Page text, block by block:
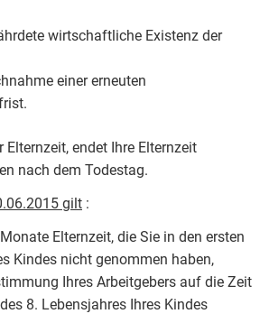
wirtschaftliche Existenz der
einer erneuten
endet Ihre Elternzeit
nach dem Todestag.
gilt :
Elternzeit, die Sie in den ersten
Kindes nicht genommen haben,
Ihres Arbeitgebers auf die Zeit
8. Lebensjahres Ihres Kindes